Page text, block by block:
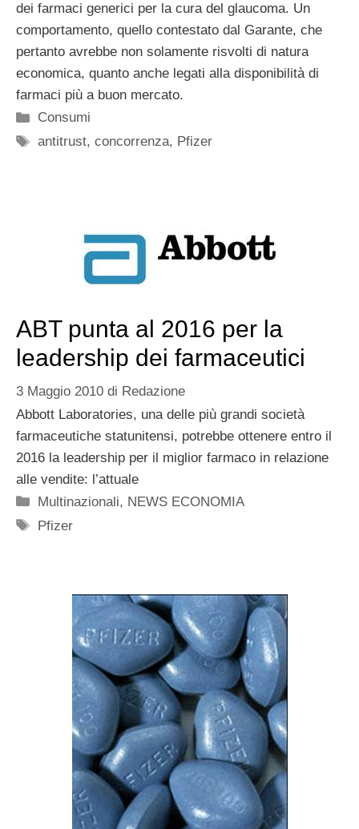
dei farmaci generici per la cura del glaucoma. Un
comportamento, quello contestato dal Garante, che
pertanto avrebbe non solamente risvolti di natura
economica, quanto anche legati alla disponibilità di
farmaci più a buon mercato.
Categorie
Consumi
Tag
antitrust,concorrenza, Pfizer
ABT punta al 2016 per la
leadership dei farmaceutici
3 Maggio 2010 di Redazione
Abbott Laboratories, una delle più grandi società
farmaceutiche statunitensi, potrebbe ottenere entro il
2016 la leadership per il miglior farmaco in relazione
alle vendite: l’attuale
Categorie
Multinazionali, NEWS ECONOMIA
Tag
Pfizer